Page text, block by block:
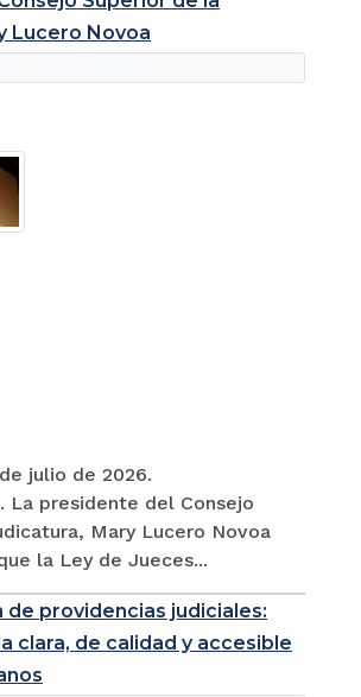
Lucero Novoa
julio de 2026.
La presidente del Consejo
Mary Lucero Novoa
la Ley de Jueces...
de providencias judiciales:
clara, de calidad y accesible